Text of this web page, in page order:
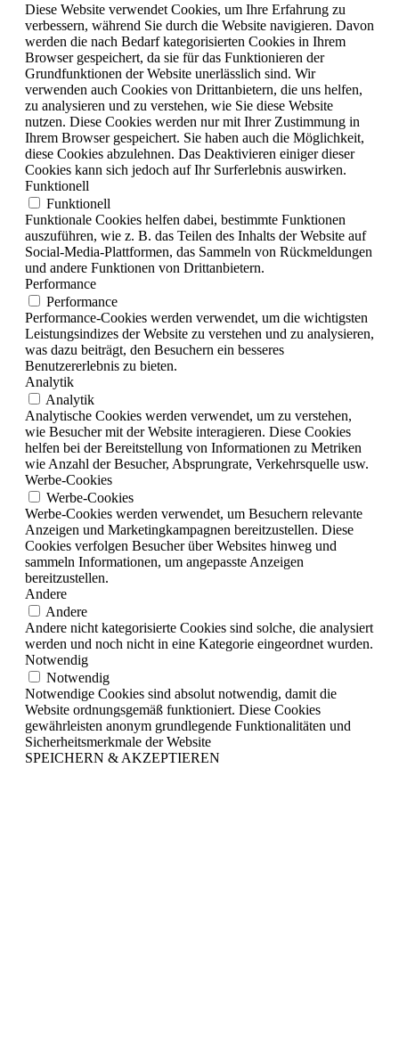
Diese Website verwendet Cookies, um Ihre Erfahrung zu
verbessern, während Sie durch die Website navigieren. Davon
werden die nach Bedarf kategorisierten Cookies in Ihrem
Browser gespeichert, da sie für das Funktionieren der
Grundfunktionen der Website unerlässlich sind. Wir
verwenden auch Cookies von Drittanbietern, die uns helfen,
zu analysieren und zu verstehen, wie Sie diese Website
nutzen. Diese Cookies werden nur mit Ihrer Zustimmung in
Ihrem Browser gespeichert. Sie haben auch die Möglichkeit,
diese Cookies abzulehnen. Das Deaktivieren einiger dieser
Cookies kann sich jedoch auf Ihr Surferlebnis auswirken.
Funktionell
Funktionell
Funktionale Cookies helfen dabei, bestimmte Funktionen
auszuführen, wie z. B. das Teilen des Inhalts der Website auf
Social-Media-Plattformen, das Sammeln von Rückmeldungen
und andere Funktionen von Drittanbietern.
Performance
Performance
Performance-Cookies werden verwendet, um die wichtigsten
Leistungsindizes der Website zu verstehen und zu analysieren,
was dazu beiträgt, den Besuchern ein besseres
Benutzererlebnis zu bieten.
Analytik
Analytik
Analytische Cookies werden verwendet, um zu verstehen,
wie Besucher mit der Website interagieren. Diese Cookies
helfen bei der Bereitstellung von Informationen zu Metriken
wie Anzahl der Besucher, Absprungrate, Verkehrsquelle usw.
Werbe-Cookies
Werbe-Cookies
Werbe-Cookies werden verwendet, um Besuchern relevante
Anzeigen und Marketingkampagnen bereitzustellen. Diese
Cookies verfolgen Besucher über Websites hinweg und
sammeln Informationen, um angepasste Anzeigen
bereitzustellen.
Andere
Andere
Andere nicht kategorisierte Cookies sind solche, die analysiert
werden und noch nicht in eine Kategorie eingeordnet wurden.
Notwendig
Notwendig
Notwendige Cookies sind absolut notwendig, damit die
Website ordnungsgemäß funktioniert. Diese Cookies
gewährleisten anonym grundlegende Funktionalitäten und
Sicherheitsmerkmale der Website
SPEICHERN & AKZEPTIEREN